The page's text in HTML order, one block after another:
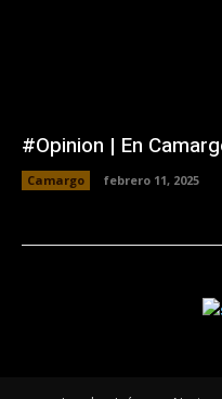
#Opinion | En
Camargo febrero 11, 2025